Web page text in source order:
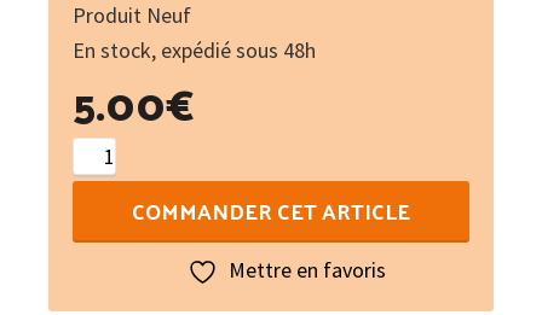
Produit Neuf
En stock, expédié sous 48h
5.00€
quantité
de
COMMANDER CET ARTICLE
Mettre en favoris